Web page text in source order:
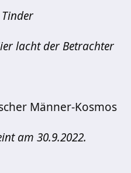
Tinder
lacht der Betrachter
Männer-Kosmos
am 30.9.2022.